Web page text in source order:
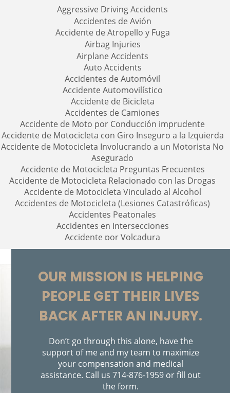
Aggressive Driving Accidents
Accidentes de Avión
Accidente de Atropello y Fuga
Airbag Injuries
Airplane Accidents
Auto Accidents
Accidentes de Automóvil
Accidente Automovilístico
Accidente de Bicicleta
Accidentes de Camiones
Accidente de Moto por Conducción imprudente
Accidente de Motocicleta con Giro Inseguro a la Izquierda
Accidente de Motocicleta Involucrando a un Motorista No
Asegurado
Accidente de Motocicleta Preguntas Frecuentes
Accidente de Motocicleta Relacionado con las Drogas
Accidente de Motocicleta Vinculado al Alcohol
Accidentes de Motocicleta (Lesiones Catastróficas)
Accidentes Peatonales
Accidentes en Intersecciones
Accidente por Volcadura
Accidente por Alcance de Motocicleta
Bolsas de Aire Defectuosas
Bicycle Accidents
Bicycle Accident Causes
Brain Injury
Building Your Case
Burn Injury
Bus Accidents
Bus Accident Statistics
Car Accident
OUR MISSION IS HELPING
PEOPLE GET THEIR LIVES
BACK AFTER AN INJURY.
Don’t go through this alone, have the
support of me and my team to maximize
your compensation and medical
assistance. Call us714-876-1959 or fill out
the form.